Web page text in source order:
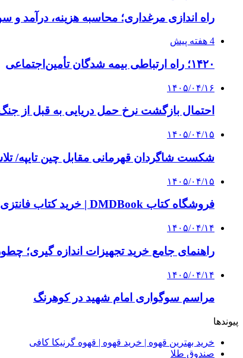
راه اندازی مرغداری؛ محاسبه هزینه، درآمد و
4 هفته پیش
۱۴۲۰؛ راه ارتباطی بیمه شدگان تأمین‌اجتماعی
۱۴۰۵/۰۴/۱۶
احتمال بازگشت نرخ حمل دریایی به قبل از جنگ طی ۲ تا ۳
۱۴۰۵/۰۴/۱۵
شکست شاگردان قهرمانی مقابل چین تایپه/
۱۴۰۵/۰۴/۱۵
فروشگاه کتاب DMDBook | خرید کتاب فانتزی، عاشقانه، دارک رومنس و رمان بدون حذفیات
۱۴۰۵/۰۴/۱۴
راهنمای جامع خرید تجهیزات اندازه گیری؛ چطور
۱۴۰۵/۰۴/۱۴
مراسم سوگواری امام شهید در کوهرنگ
پیوندها
خرید بهترین قهوه | خرید قهوه | قهوه گرنیکا کافی
صندوق طلا